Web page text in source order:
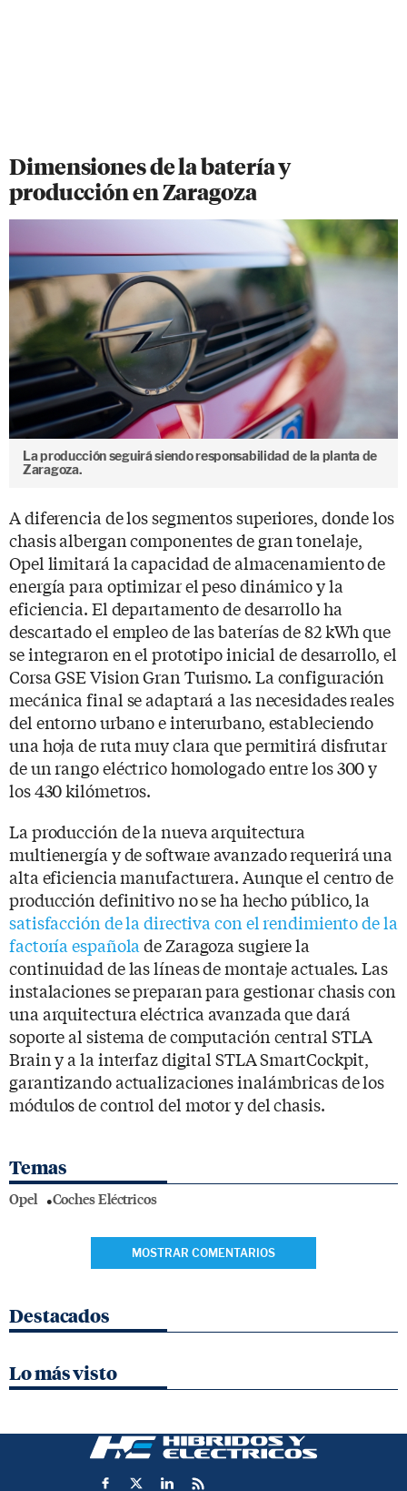
Dimensiones de la batería y
producción en Zaragoza
La producción seguirá siendo responsabilidad de la planta de
Zaragoza.
A diferencia de los segmentos superiores, donde los
chasis albergan componentes de gran tonelaje,
Opel limitará la capacidad de almacenamiento de
energía para optimizar el peso dinámico y la
eficiencia. El departamento de desarrollo ha
descartado el empleo de las baterías de 82 kWh que
se integraron en el prototipo inicial de desarrollo, el
Corsa GSE Vision Gran Turismo. La configuración
mecánica final se adaptará a las necesidades reales
del entorno urbano e interurbano, estableciendo
una hoja de ruta muy clara que permitirá disfrutar
de un rango eléctrico homologado entre los 300 y
los 430 kilómetros.
La producción de la nueva arquitectura
multienergía y de software avanzado requerirá una
alta eficiencia manufacturera. Aunque el centro de
producción definitivo no se ha hecho público, la
satisfacción de la directiva con el rendimiento de la
factoría española de Zaragoza sugiere la
continuidad de las líneas de montaje actuales. Las
instalaciones se preparan para gestionar chasis con
una arquitectura eléctrica avanzada que dará
soporte al sistema de computación central STLA
Brain y a la interfaz digital STLA SmartCockpit,
garantizando actualizaciones inalámbricas de los
módulos de control del motor y del chasis.
Temas
Opel Coches Eléctricos
MOSTRAR COMENTARIOS
Destacados
Lo más visto